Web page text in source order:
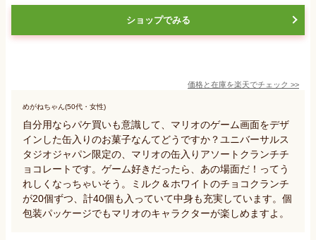
ショップでみる
価格と在庫を楽天でチェック >>
めがねちゃん(50代・女性)
自分用ならパケ買いも意識して、マリオのゲーム画面をデザ
インした缶入りのお菓子なんてどうですか？ユニバーサルス
タジオジャパン限定の、マリオの缶入りアソートクランチチ
ョコレートです。ゲーム好きだったら、あの場面だ！ってう
れしくなっちゃいそう。ミルク＆ホワイトのチョコクランチ
が20個ずつ、計40個も入っていて中身も充実しています。個
包装パッケージでもマリオのキャラクターが楽しめますよ。